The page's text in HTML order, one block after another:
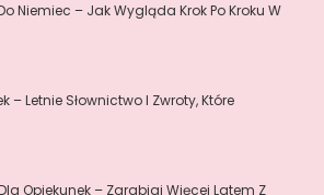
Niemiec – Jak Wygląda Krok Po Kroku W
– Letnie Słownictwo I Zwroty, Które
Opiekunek – Zarabiaj Więcej Latem Z